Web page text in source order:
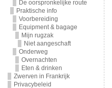
De oorspronkelijke route
Praktische info
Voorbereiding
Equipment & bagage
Mijn rugzak
Niet aangeschaft
Onderweg
Overnachten
Eten & drinken
Zwerven in Frankrijk
Privacybeleid